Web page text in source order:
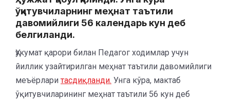
ўқитувчиларнинг меҳнат таътили
давомийлиги 56 календарь кун деб
белгиланди.
Ҳукумат қарори билан Педагог ходимлар учун
йиллик узайтирилган меҳнат таътили давомийлиги
меъёрлари тасдиқланди. Унга кўра, мактаб
ўқитувчиларининг меҳнат таътили 56 кун деб